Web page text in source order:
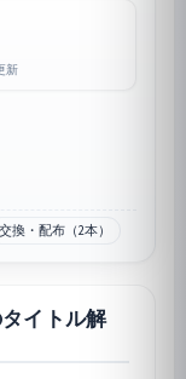
新
交換・配布（2本）
イトル解